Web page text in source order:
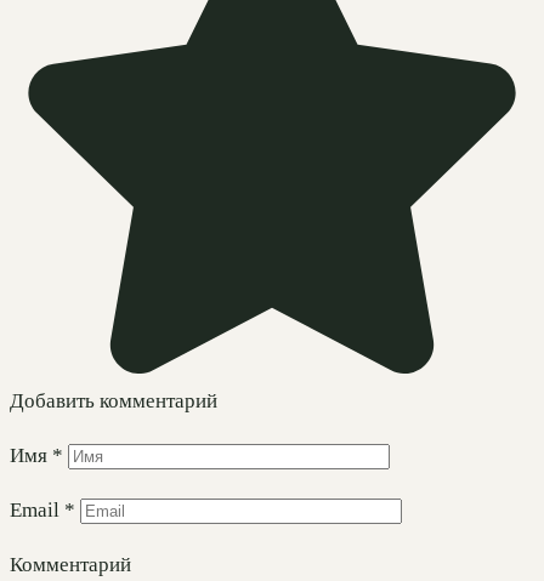
Добавить комментарий
Имя *
Email *
Комментарий